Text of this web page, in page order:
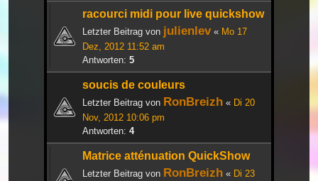
racourci midi pour live quickshow
Letzter Beitrag von julienlev« Mo 17
Dez, 2012 11:52 am
Antworten: 5
soucis de couleurs
Letzter Beitrag von RonBreizh « Di 20
Nov, 2012 10:06 pm
Antworten: 4
Matrice atténuation QuickShow
Letzter Beitrag von RonBreizh « Di 23